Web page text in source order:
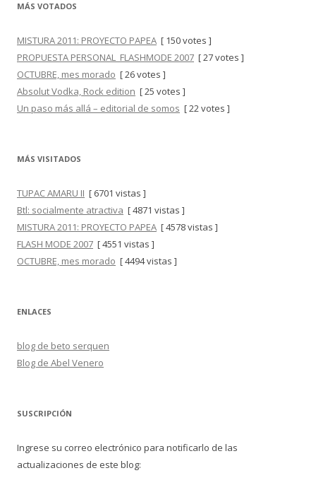
MÁS VOTADOS
MISTURA 2011: PROYECTO PAPEA [ 150 votes ]
PROPUESTA PERSONAL_FLASHMODE 2007 [ 27 votes ]
OCTUBRE, mes morado [ 26 votes ]
Absolut Vodka, Rock edition [ 25 votes ]
Un paso más allá – editorial de somos [ 22 votes ]
MÁS VISITADOS
TUPAC AMARU II [ 6701 vistas ]
Btl: socialmente atractiva [ 4871 vistas ]
MISTURA 2011: PROYECTO PAPEA [ 4578 vistas ]
FLASH MODE 2007 [ 4551 vistas ]
OCTUBRE, mes morado [ 4494 vistas ]
ENLACES
blog de beto serquen
Blog de Abel Venero
SUSCRIPCIÓN
Ingrese su correo electrónico para notificarlo de las
actualizaciones de este blog: